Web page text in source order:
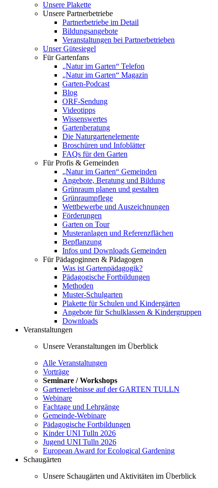
Unsere Plakette
Unsere Partnerbetriebe
Partnerbetriebe im Detail
Bildungsangebote
Veranstaltungen bei Partnerbetrieben
Unser Gütesiegel
Für Gartenfans
„Natur im Garten“ Telefon
„Natur im Garten“ Magazin
Garten-Podcast
Blog
ORF-Sendung
Videotipps
Wissenswertes
Gartenberatung
Die Naturgartenelemente
Broschüren und Infoblätter
FAQs für den Garten
Für Profis & Gemeinden
„Natur im Garten“ Gemeinden
Angebote, Beratung und Bildung
Grünraum planen und gestalten
Grünraumpflege
Wettbewerbe und Auszeichnungen
Förderungen
Garten on Tour
Musteranlagen und Referenzflächen
Bepflanzung
Infos und Downloads Gemeinden
Für Pädagoginnen & Pädagogen
Was ist Gartenpädagogik?
Pädagogische Fortbildungen
Methoden
Muster-Schulgarten
Plakette für Schulen und Kindergärten
Angebote für Schulklassen & Kindergruppen
Downloads
Veranstaltungen
Unsere Veranstaltungen im Überblick
Alle Veranstaltungen
Vorträge
Seminare / Workshops
Gartenerlebnisse auf der GARTEN TULLN
Webinare
Fachtage und Lehrgänge
Gemeinde-Webinare
Pädagogische Fortbildungen
Kinder UNI Tulln 2026
Jugend UNI Tulln 2026
European Award for Ecological Gardening
Schaugärten
Unsere Schaugärten und Aktivitäten im Überblick